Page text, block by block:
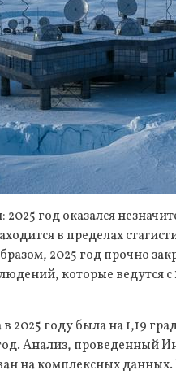
2025 год оказался
в пределах
2025 год прочно
которые ведутся
2025 году была на 1,19
Анализ, проведенный
на комплексных